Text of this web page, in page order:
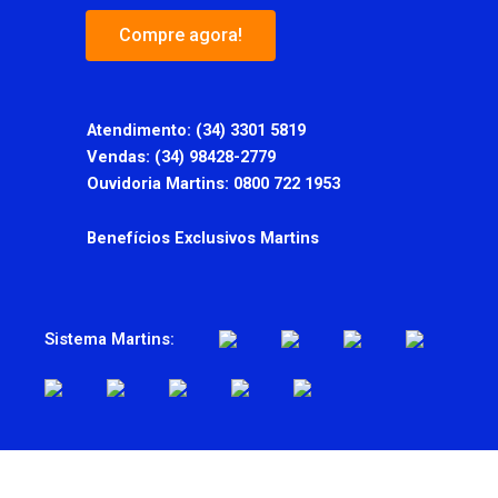
Compre agora!
Atendimento: (34) 3301 5819
Vendas: (34) 98428-2779
Ouvidoria Martins: 0800 722 1953
Benefícios Exclusivos Martins
Sistema Martins: